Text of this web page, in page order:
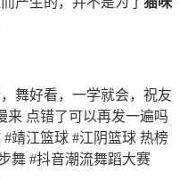
舞好看，一学就会，祝友
来 点错了可以再发一遍吗
靖江篮球 #江阴篮球 热榜
舞 #抖音潮流舞蹈大赛